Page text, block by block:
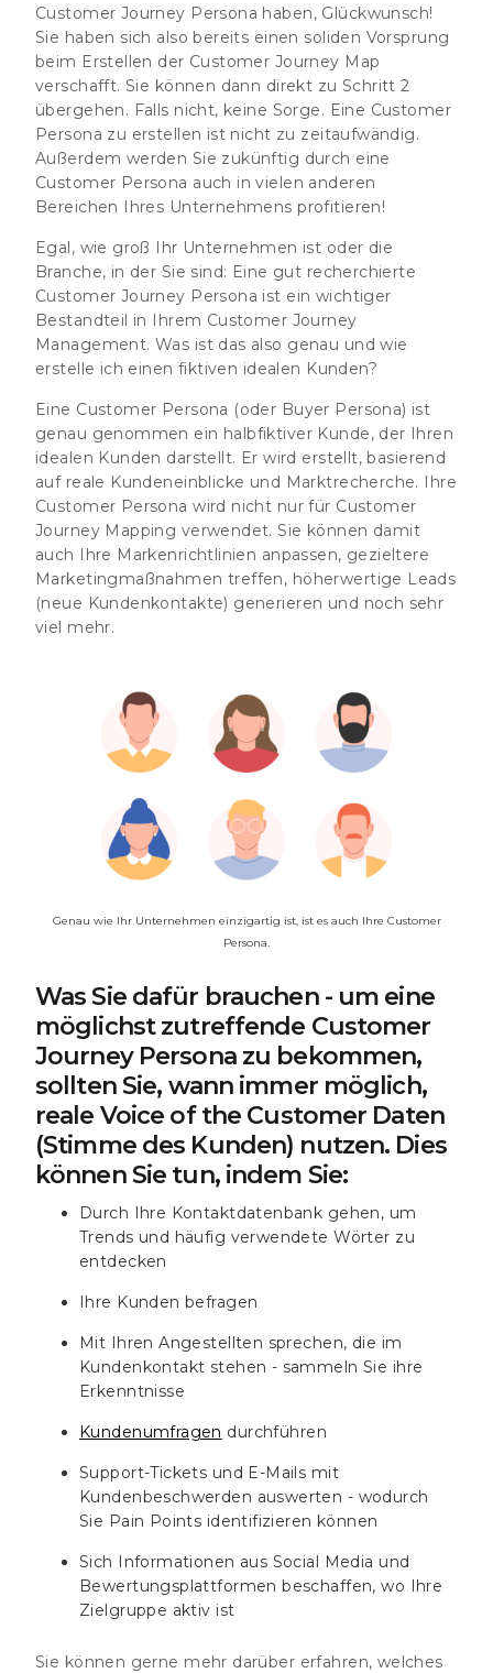
Customer Journey Persona haben, Glückwunsch!
Sie haben sich also bereits einen soliden Vorsprung
beim Erstellen der Customer Journey Map
verschafft. Sie können dann direkt zu Schritt 2
übergehen. Falls nicht, keine Sorge. Eine Customer
Persona zu erstellen ist nicht zu zeitaufwändig.
Außerdem werden Sie zukünftig durch eine
Customer Persona auch in vielen anderen
Bereichen Ihres Unternehmens profitieren!
Egal, wie groß Ihr Unternehmen ist oder die
Branche, in der Sie sind: Eine gut recherchierte
Customer Journey Persona ist ein wichtiger
Bestandteil in Ihrem Customer Journey
Management. Was ist das also genau und wie
erstelle ich einen fiktiven idealen Kunden?
Eine Customer Persona (oder Buyer Persona) ist
genau genommen ein halbfiktiver Kunde, der Ihren
idealen Kunden darstellt. Er wird erstellt, basierend
auf reale Kundeneinblicke und Marktrecherche. Ihre
Customer Persona wird nicht nur für Customer
Journey Mapping verwendet. Sie können damit
auch Ihre Markenrichtlinien anpassen, gezieltere
Marketingmaßnahmen treffen, höherwertige Leads
(neue Kundenkontakte) generieren und noch sehr
viel mehr.
Genau wie Ihr Unternehmen einzigartig ist, ist es auch Ihre Customer
Persona.
Was Sie dafür brauchen - um eine
möglichst zutreffende Customer
Journey Persona zu bekommen,
sollten Sie, wann immer möglich,
reale Voice of the Customer Daten
(Stimme des Kunden) nutzen. Dies
können Sie tun, indem Sie:
Durch Ihre Kontaktdatenbank gehen, um
Trends und häufig verwendete Wörter zu
entdecken
Ihre Kunden befragen
Mit Ihren Angestellten sprechen, die im
Kundenkontakt stehen - sammeln Sie ihre
Erkenntnisse
Kundenumfragen durchführen
Support-Tickets und E-Mails mit
Kundenbeschwerden auswerten - wodurch
Sie Pain Points identifizieren können
Sich Informationen aus Social Media und
Bewertungsplattformen beschaffen, wo Ihre
Zielgruppe aktiv ist
Sie können gerne mehr darüber erfahren, welches